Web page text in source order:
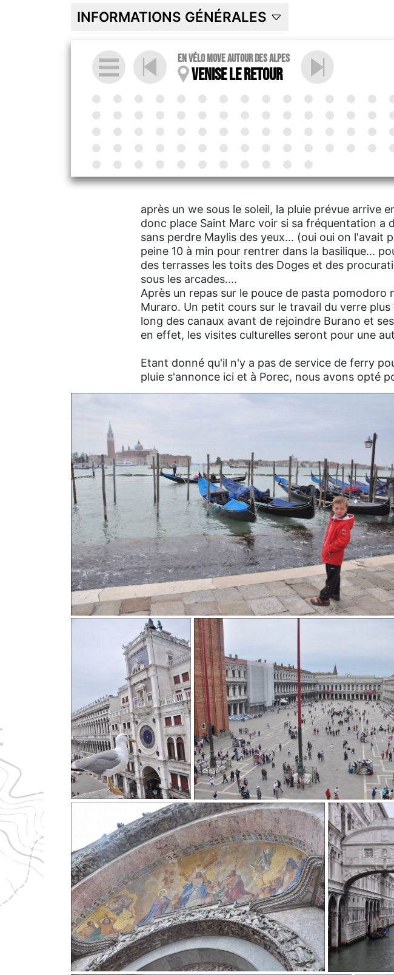
INFORMATIONS GÉNÉRALES
en vélo MOVE autour des Alpes
Venise le retour
après un we sous le soleil, la pluie prévue arrive
donc place Saint Marc voir si sa fréquentation a
sans perdre Maylis des yeux... (oui oui on l'avait
peine 10 à min pour rentrer dans la basilique...
des terrasses les toits des Doges et des
sous les arcades....
Après un repas sur le pouce de pasta
Muraro. Un petit cours sur le travail du verre
long des canaux avant de rejoindre Burano et
en effet, les visites culturelles seront pour une
Etant donné qu'il n'y a pas de service de ferry
pluie s'annonce ici et à Porec, nous avons opté